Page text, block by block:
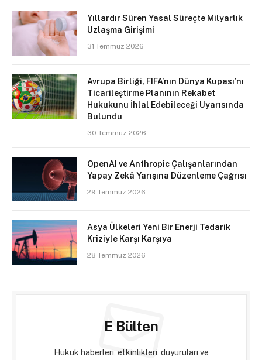
Yıllardır Süren Yasal Süreçte Milyarlık
Uzlaşma Girişimi
31 Temmuz 2026
Avrupa Birliği, FIFA’nın Dünya Kupası’nı
Ticarileştirme Planının Rekabet
Hukukunu İhlal Edebileceği Uyarısında
Bulundu
30 Temmuz 2026
OpenAI ve Anthropic Çalışanlarından
Yapay Zekâ Yarışına Düzenleme Çağrısı
29 Temmuz 2026
Asya Ülkeleri Yeni Bir Enerji Tedarik
Kriziyle Karşı Karşıya
28 Temmuz 2026
E Bülten
Hukuk haberleri, etkinlikleri, duyuruları ve